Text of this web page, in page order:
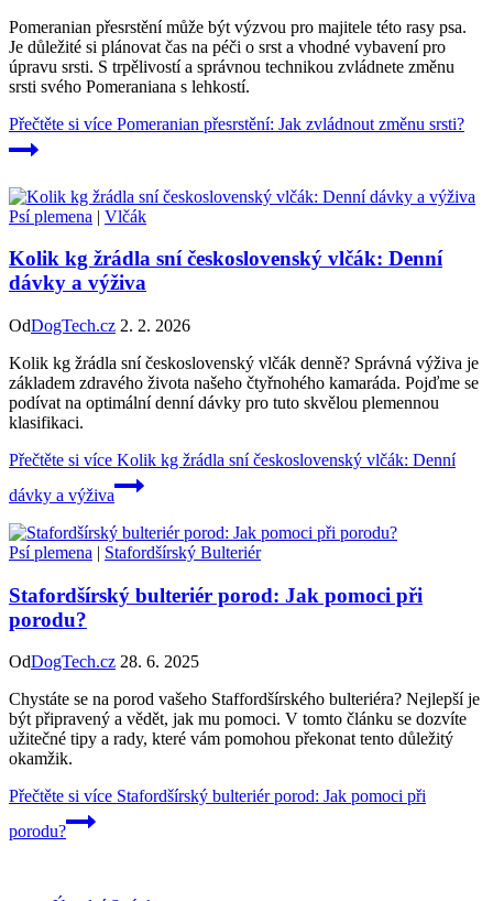
Pomeranian přesrstění může být výzvou pro majitele této rasy psa.
Je důležité si plánovat čas na péči o srst a vhodné vybavení pro
úpravu srsti. S trpělivostí a správnou technikou zvládnete změnu
srsti svého Pomeraniana s lehkostí.
Přečtěte si více Pomeranian přesrstění: Jak zvládnout změnu srsti?
Psí plemena | Vlčák
Kolik kg žrádla sní československý vlčák: Denní
dávky a výživa
OdDogTech.cz 2. 2. 2026
Kolik kg žrádla sní československý vlčák denně? Správná výživa je
základem zdravého života našeho čtyřnohého kamaráda. Pojďme se
podívat na optimální denní dávky pro tuto skvělou plemennou
klasifikaci.
Přečtěte si více Kolik kg žrádla sní československý vlčák: Denní
dávky a výživa
Psí plemena | Stafordšírský Bulteriér
Stafordšírský bulteriér porod: Jak pomoci při
porodu?
OdDogTech.cz 28. 6. 2025
Chystáte se na porod vašeho Staffordšírského bulteriéra? Nejlepší je
být připravený a vědět, jak mu pomoci. V tomto článku se dozvíte
užitečné tipy a rady, které vám pomohou překonat tento důležitý
okamžik.
Přečtěte si více Stafordšírský bulteriér porod: Jak pomoci při
porodu?